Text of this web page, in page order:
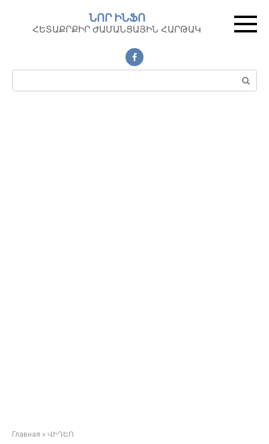
контенту
ՆՈՐ ԻՆՖՈ
ՀԵՏԱՔՐՔԻՐ ԺԱՄԱՆՑԱՅԻՆ ՀԱՐԹԱԿ
Поиск:
Главная » ՎԻԴԵՈ